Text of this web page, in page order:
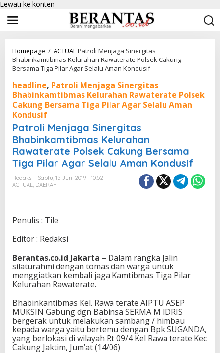
Lewati ke konten
Homepage / ACTUALPatroli Menjaga Sinergitas
Bhabinkamtibmas Kelurahan Rawaterate Polsek Cakung
Bersama Tiga Pilar Agar Selalu Aman Kondusif
headline, Patroli Menjaga Sinergitas
Bhabinkamtibmas Kelurahan Rawaterate Polsek
Cakung Bersama Tiga Pilar Agar Selalu Aman
Kondusif
Patroli Menjaga Sinergitas
Bhabinkamtibmas Kelurahan
Rawaterate Polsek Cakung Bersama
Tiga Pilar Agar Selalu Aman Kondusif
Redaksi
Sabtu, 15 Juni 2019 - 10:52
ACTUAL, DAERAH
Penulis : Tile
Editor : Redaksi
Berantas.co.id Jakarta – Dalam rangka Jalin
silaturahmi dengan tomas dan warga untuk
menggiatkan kembali jaga Kamtibmas Tiga Pilar
Kelurahan Rawaterate.
Bhabinkantibmas Kel. Rawa terate AIPTU ASEP
MUKSIN Gabung dgn Babinsa SERMA M IDRIS
bergerak untuk melakukan sambang / himbau
kepada warga yaitu bertemu dengan Bpk SUGANDA,
yang berlokasi di wilayah Rt 09/4 Kel Rawa terate Kec
Cakung Jaktim, Jum’at (14/06)